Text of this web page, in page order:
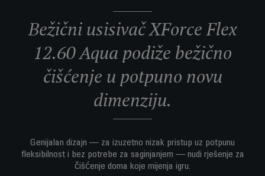
Bežični usisivač XForce Flex
12.60 Aqua podiže bežično
čišćenje u potpuno novu
dimenziju.
Genijalan dizajn — za izuzetno nizak pristup uz potpunu
fleksibilnost i bez potrebe za saginjanjem — nudi rješenje za
čišćenje doma koje mijenja igru.